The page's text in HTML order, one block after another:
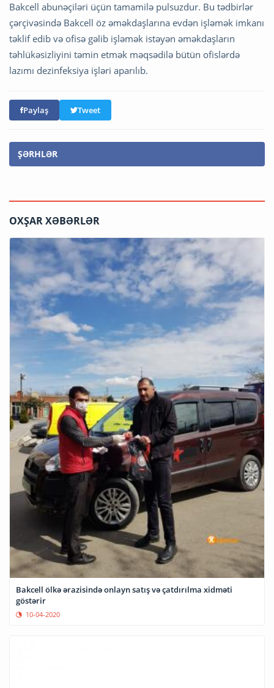
Bakcell abunəçiləri üçün tamamilə pulsuzdur. Bu tədbirlər
çərçivəsində Bakcell öz əməkdaşlarına evdən işləmək imkanı
təklif edib və ofisə gəlib işləmək istəyən əməkdaşların
təhlükəsizliyini təmin etmək məqsədilə bütün ofislərdə
lazımı dezinfeksiya işləri aparılıb.
Paylaş Tweet
ŞƏRHLƏR
OXŞAR XƏBƏRLƏR
Bakcell ölkə ərazisində onlayn satış və çatdırılma xidməti
göstərir
10-04-2020